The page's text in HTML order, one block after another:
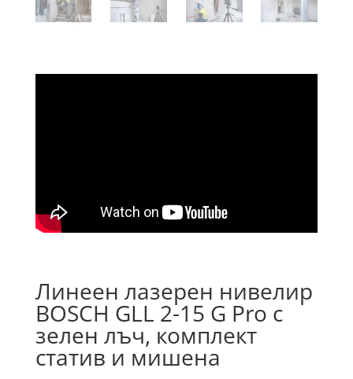
Линеен лазерен нивелир
BOSCH GLL 2-15 G Pro с
зелен лъч, комплект
статив и мишена